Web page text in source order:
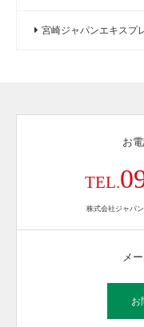
宮崎ジャパンエキスプ
お
TEL.
株式会社ジャパ
メ
お